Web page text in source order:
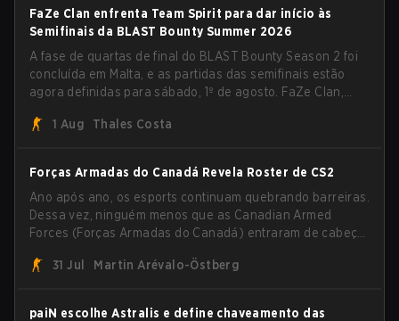
FaZe Clan enfrenta Team Spirit para dar início às
Semifinais da BLAST Bounty Summer 2026
A fase de quartas de final do BLAST Bounty Season 2 foi
concluída em Malta, e as partidas das semifinais estão
agora definidas para sábado, 1º de agosto. FaZe Clan,
ainda lutando pelo troféu, enquanto paiN Gaming se
1 Aug Thales Costa
Forças Armadas do Canadá Revela Roster de CS2
Ano após ano, os esports continuam quebrando barreiras.
Dessa vez, ninguém menos que as Canadian Armed
Forces (Forças Armadas do Canadá) entraram de cabeça
31 Jul
Martin Arévalo-Östberg
paiN escolhe Astralis e define chaveamento das